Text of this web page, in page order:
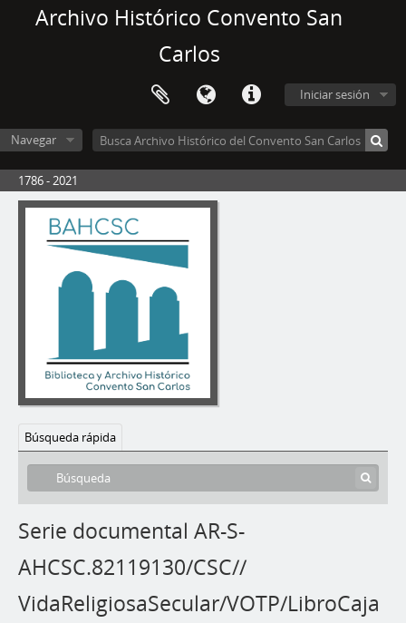
Archivo Histórico Convento San
Carlos
Iniciar sesión
Navegar
1786 - 2021
Búsqueda rápida
Serie documental AR-S-
AHCSC.82119130/CSC//
VidaReligiosaSecular/VOTP/LibroCaja
[Fondo] “Convento San Carlos”